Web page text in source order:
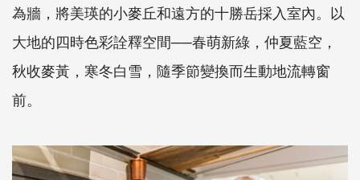
為牆，將美瑛的小麥丘和遠方的十勝岳採入室內。以
大地的四時色彩詮釋空間──春萌新綠，仲夏藍空，
秋收麥黃，寒冬白雪，隨季節變換而生動地流轉窗
前。